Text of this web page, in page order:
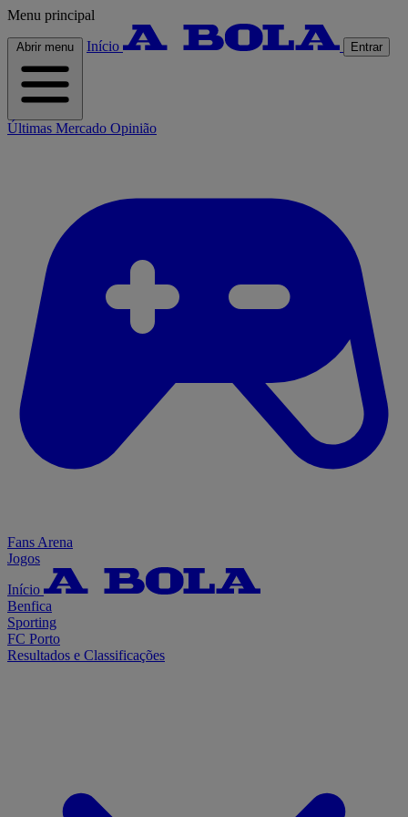
Menu principal
Abrir menu Início Entrar
Últimas Mercado Opinião
Fans Arena
Jogos
Início
Benfica
Sporting
FC Porto
Resultados e Classificações